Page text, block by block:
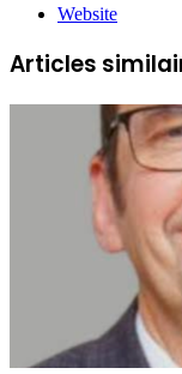
Website
Articles